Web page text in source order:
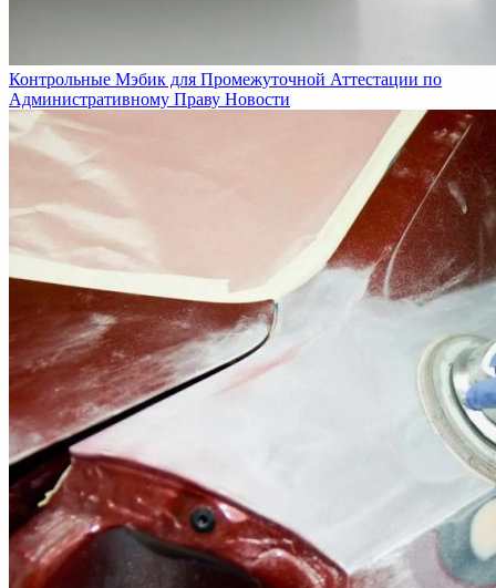
Контрольные Мэбик для Промежуточной Аттестации по
Административному Праву Новости